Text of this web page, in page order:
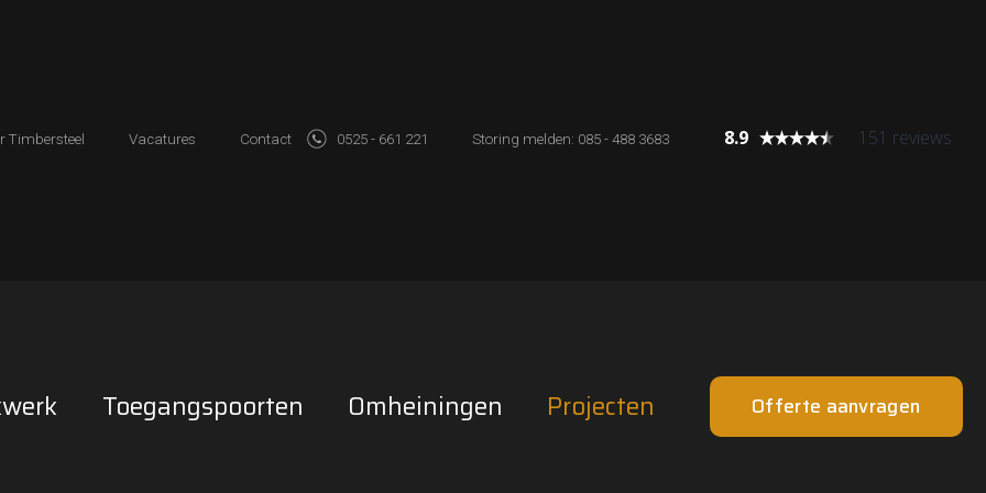
Timbersteel Vacatures Contact 0525 - 661 221 Storing melden: 085 - 488 3683 8.9 151 reviews
Toegangspoorten Omheiningen Projecten Offerte aanvragen